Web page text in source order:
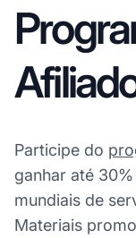
Participe do
ganhar até
mundiais de
Materiais